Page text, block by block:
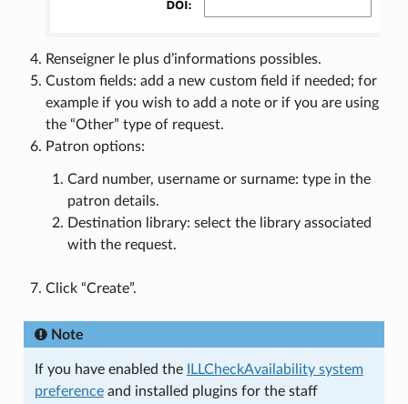
Renseigner le plus d’informations possibles.
Custom fields: add a new custom field if needed; for
example if you wish to add a note or if you are using
the “Other” type of request.
Patron options:
Card number, username or surname: type in the
patron details.
Destination library: select the library associated
with the request.
Click “Create”.
Note
If you have enabled the
ILLCheckAvailability system
preferenceand installed plugins for the staff